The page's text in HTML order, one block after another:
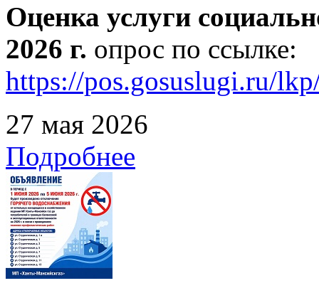
Оценка услуги
2026 г. опрос по ссылке:
https://pos.gosuslugi.ru/
27 мая 2026
Подробнее